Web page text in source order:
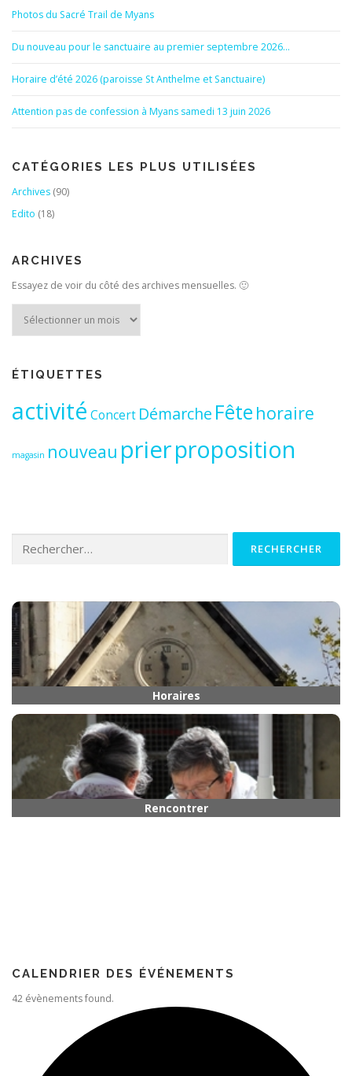
Photos du Sacré Trail de Myans
Du nouveau pour le sanctuaire au premier septembre 2026…
Horaire d’été 2026 (paroisse St Anthelme et Sanctuaire)
Attention pas de confession à Myans samedi 13 juin 2026
CATÉGORIES LES PLUS UTILISÉES
Archives (90)
Edito (18)
ARCHIVES
Essayez de voir du côté des archives mensuelles. 🙂
ÉTIQUETTES
activité Concert Démarche Fête horaire
magasin nouveau prierproposition
Horaires
CALENDRIER DES ÉVÉNEMENTS
42 évènements found.